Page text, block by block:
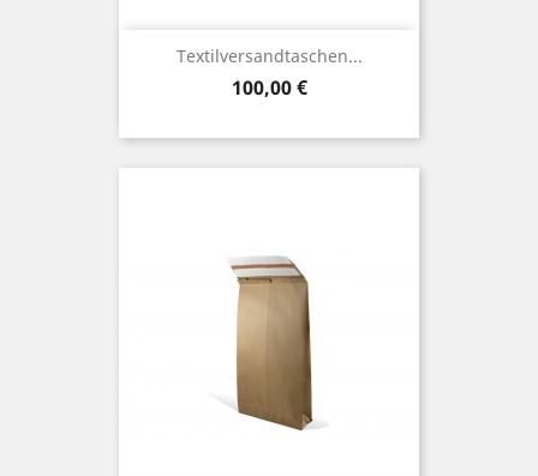
Textilversandtaschen...
Preis
100,00 €